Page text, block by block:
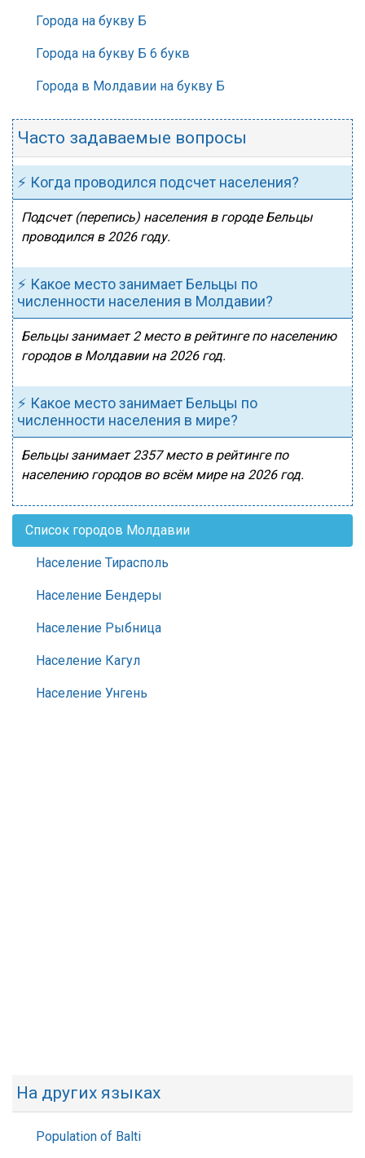
Города на букву Б
Города на букву Б 6 букв
Города в Молдавии на букву Б
Часто задаваемые вопросы
⚡ Когда проводился подсчет населения?
Подсчет (перепись) населения в городе Бельцы
проводился в 2026 году.
⚡ Какое место занимает Бельцы по
численности населения в Молдавии?
Бельцы занимает 2 место в рейтинге по населению
городов в Молдавии на 2026 год.
⚡ Какое место занимает Бельцы по
численности населения в мире?
Бельцы занимает 2357 место в рейтинге по
населению городов во всём мире на 2026 год.
Список городов Молдавии
Население Тирасполь
Население Бендеры
Население Рыбница
Население Кагул
Население Унгень
На других языках
Population of Balti